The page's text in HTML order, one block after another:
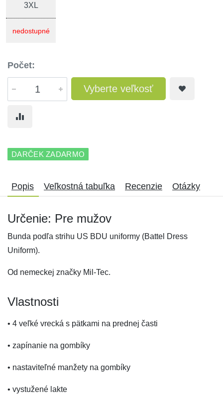
3XL
nedostupné
Počet:
Vyberte veľkosť
DARČEK ZADARMO
Popis Veľkostná tabuľka Recenzie Otázky
Určenie: Pre mužov
Bunda podľa strihu US BDU uniformy (Battel Dress
Uniform).
Od nemeckej značky Mil-Tec.
Vlastnosti
• 4 veľké vrecká s pätkami na prednej časti
• zapínanie na gombíky
• nastaviteľné manžety na gombíky
• vystužené lakte